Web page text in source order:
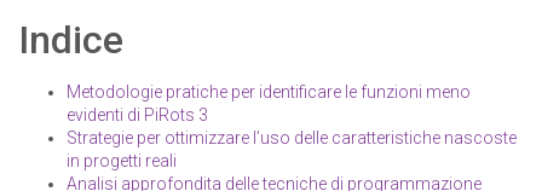
Indice
Metodologie pratiche per identificare le funzioni meno
evidenti di PiRots 3
Strategie per ottimizzare l’uso delle caratteristiche nascoste
in progetti reali
Analisi approfondita delle tecniche di programmazione